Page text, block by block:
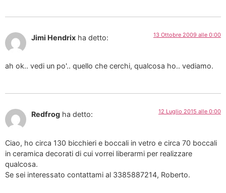
Jimi Hendrix ha detto: 13 Ottobre 2009 alle 0:00
ah ok.. vedi un po'.. quello che cerchi, qualcosa ho.. vediamo.
Redfrog ha detto: 12 Luglio 2015 alle 0:00
Ciao, ho circa 130 bicchieri e boccali in vetro e circa 70 boccali
in ceramica decorati di cui vorrei liberarmi per realizzare
qualcosa.
Se sei interessato contattami al 3385887214, Roberto.